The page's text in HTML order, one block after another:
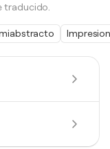
traducido.